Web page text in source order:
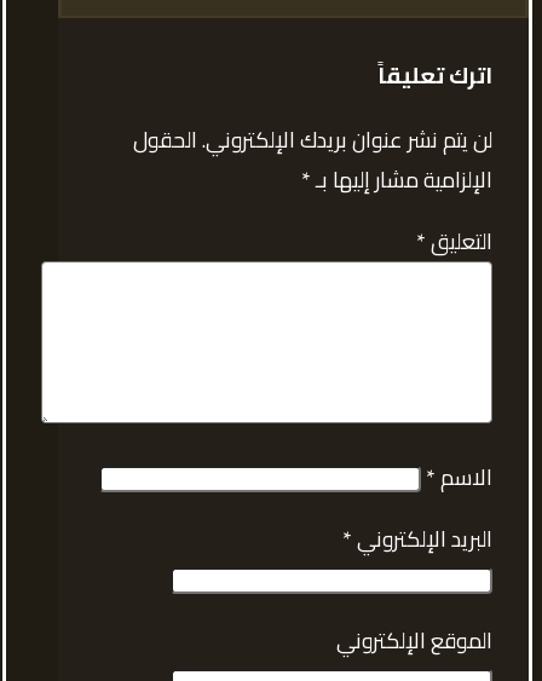
اترك تعليقاً
لن يتم نشر عنوان بريدك الإلكتروني.الحقول
الإلزامية مشار إليها بـ*
التعليق*
الاسم*
البريد الإلكتروني*
الموقع الإلكتروني